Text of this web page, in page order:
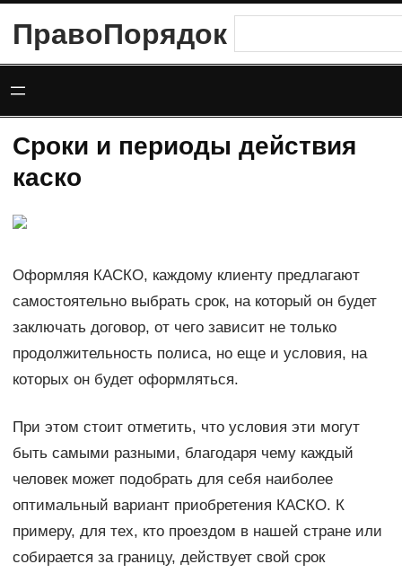
содержимому
ПравоПорядок
Сроки и периоды действия
каско
Оформляя КАСКО, каждому клиенту предлагают
самостоятельно выбрать срок, на который он будет
заключать договор, от чего зависит не только
продолжительность полиса, но еще и условия, на
которых он будет оформляться.
При этом стоит отметить, что условия эти могут
быть самыми разными, благодаря чему каждый
человек может подобрать для себя наиболее
оптимальный вариант приобретения КАСКО. К
примеру, для тех, кто проездом в нашей стране или
собирается за границу, действует свой срок